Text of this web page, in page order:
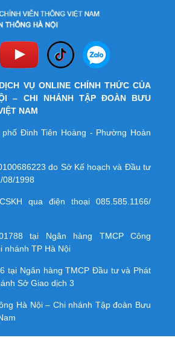
VỤ ONLINE CHÍNH THỨC CỦA
– CHI NHÁNH TẬP ĐOÀN BƯU
NAM
Đinh Tiên Hoàng - Phường Hoàn
do Sở Kế hoạch và Đầu tư
08/1998
qua điện thoại 085.585.1166/
tại Ngân hàng TMCP Công
nhánh TP Hà Nội
tại Ngân hàng TMCP Ðầu tư và Phát
Sở Giao dịch 3
Hà Nội – Chi nhánh Tập đoàn Bưu